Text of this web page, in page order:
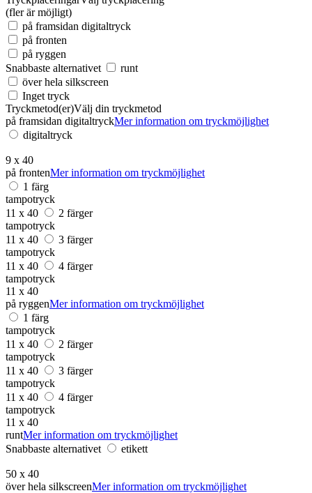
(fler är möjligt)
på framsidan digitaltryck
på fronten
på ryggen
Snabbaste alternativet
runt
över hela silkscreen
Inget tryck
Tryckmetod(er)Välj din tryckmetod
på framsidan digitaltryckMer information om tryckmöjlighet
digitaltryck
9 x 40
på frontenMer information om tryckmöjlighet
1 färg
tampotryck
11 x 40
2 färger
tampotryck
11 x 40
3 färger
tampotryck
11 x 40
4 färger
tampotryck
11 x 40
på ryggenMer information om tryckmöjlighet
1 färg
tampotryck
11 x 40
2 färger
tampotryck
11 x 40
3 färger
tampotryck
11 x 40
4 färger
tampotryck
11 x 40
runtMer information om tryckmöjlighet
Snabbaste alternativet
etikett
50 x 40
över hela silkscreenMer information om tryckmöjlighet